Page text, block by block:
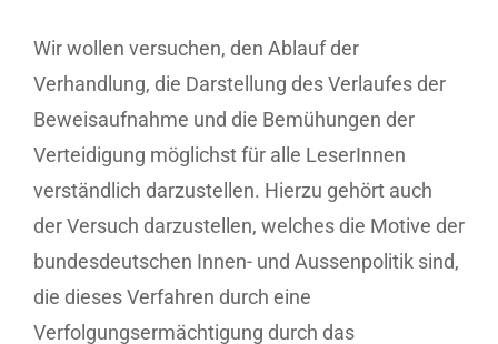
Wir wollen versuchen, den Ablauf der
Verhandlung, die Darstellung des Verlaufes der
Beweisaufnahme und die Bemühungen der
Verteidigung möglichst für alle LeserInnen
verständlich darzustellen. Hierzu gehört auch
der Versuch darzustellen, welches die Motive der
bundesdeutschen Innen- und Aussenpolitik sind,
die dieses Verfahren durch eine
Verfolgungsermächtigung durch das